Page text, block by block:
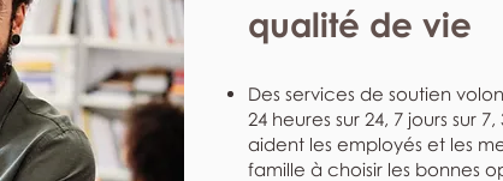
qualité de vie
Des services de soutien
24 heures sur 24, 7 jours sur
aident les employés et les
famille à choisir les bonnes